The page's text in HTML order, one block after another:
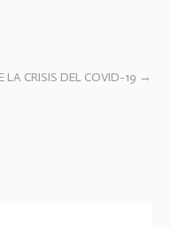
CRISIS DEL COVID-19 →